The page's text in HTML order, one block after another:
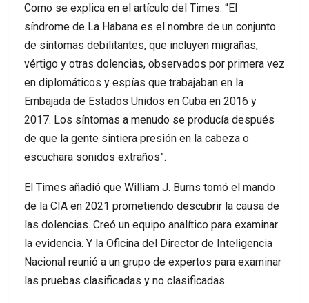
Como se explica en el artículo del Times: “El
síndrome de La Habana es el nombre de un conjunto
de síntomas debilitantes, que incluyen migrañas,
vértigo y otras dolencias, observados por primera vez
en diplomáticos y espías que trabajaban en la
Embajada de Estados Unidos en Cuba en 2016 y
2017. Los síntomas a menudo se producía después
de que la gente sintiera presión en la cabeza o
escuchara sonidos extraños”.
El Times añadió que William J. Burns tomó el mando
de la CIA en 2021 prometiendo descubrir la causa de
las dolencias. Creó un equipo analítico para examinar
la evidencia. Y la Oficina del Director de Inteligencia
Nacional reunió a un grupo de expertos para examinar
las pruebas clasificadas y no clasificadas.